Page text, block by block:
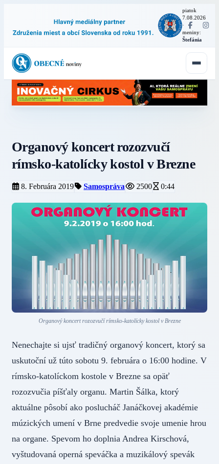
piatok
7.08.2026
·
meniny:
Štefánia
Organový koncert rozozvučí
rímsko-katolícky kostol v Brezne
8. Februára 2019 Samospráva 2500 0:44
Organový koncert rozozvučí rímsko-katolícky kostol v Brezne
Nenechajte si ujsť tradičný organový koncert, ktorý sa
uskutoční už túto sobotu 9. februára o 16:00 hodine. V
rímsko-katolíckom kostole v Brezne sa opäť
rozozvučia píšťaly organu. Martin Šálka, ktorý
aktuálne pôsobí ako poslucháč Janáčkovej akadémie
múzických umení v Brne predvedie svoje umenie hrou
na organe. Spevom ho doplnia Andrea Kirschová,
vyštudovaná operná speváčka a muzikálový spevák